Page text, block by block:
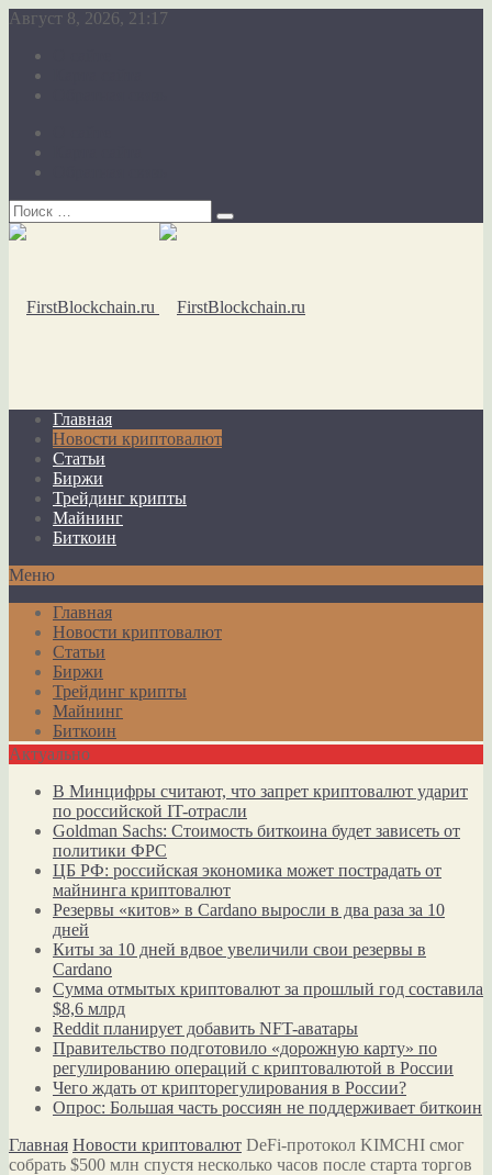
Август 8, 2026, 21:17
Главная
Новости криптовалют
Статьи
Биржи
Трейдинг крипты
Майнинг
Биткоин
Меню
Главная
Новости криптовалют
Статьи
Биржи
Трейдинг крипты
Майнинг
Биткоин
Актуально
В Минцифры считают, что запрет криптовалют ударит
по российской IT-отрасли
Goldman Sachs: Стоимость биткоина будет зависеть от
политики ФРС
ЦБ РФ: российская экономика может пострадать от
майнинга криптовалют
Резервы «китов» в Cardano выросли в два раза за 10
дней
Киты за 10 дней вдвое увеличили свои резервы в
Cardano
Сумма отмытых криптовалют за прошлый год составила
$8,6 млрд
Reddit планирует добавить NFT-аватары
Правительство подготовило «дорожную карту» по
регулированию операций с криптовалютой в России
Чего ждать от крипторегулирования в России?
Опрос: Большая часть россиян не поддерживает биткоин
Главная Новости криптовалют DeFi-протокол KIMCHI смог
собрать $500 млн спустя несколько часов после старта торгов